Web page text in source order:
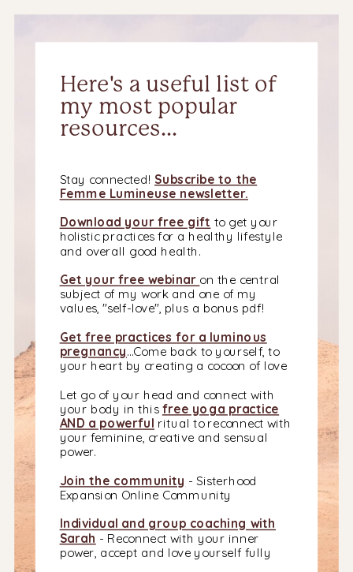
Here's a useful list of
my most popular
resources...
Stay connected! Subscribe to the
Femme Lumineuse newsletter.
Download your free gift to get your
holistic practices for a healthy lifestyle
and overall good health.
Get your free webinar on the central
subject of my work and one of my
values, "self-love", plus a bonus pdf!
Get free practices for a luminous
pregnancy...Come back to yourself, to
your heart by creating a cocoon of love
Let go of your head and connect with
your body in this free yoga practice
AND a powerful ritual to reconnect with
your feminine, creative and sensual
power.
Join the community - Sisterhood
Expansion Online Community
Individual and group coaching with
Sarah - Reconnect with your inner
power, accept and love yourself fully